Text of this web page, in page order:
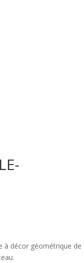
à décor géométrique de